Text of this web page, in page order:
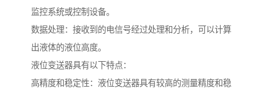
监控系统或控制设备。
数据处理：接收到的电信号经过处理和分析，可以计算
出液体的液位高度。
液位变送器具有以下特点：
高精度和稳定性：液位变送器具有较高的测量精度和稳